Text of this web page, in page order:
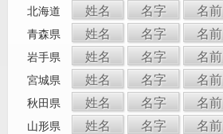
北海道 姓名 名字 名前
青森県 姓名 名字 名前
岩手県 姓名 名字 名前
宮城県 姓名 名字 名前
秋田県 姓名 名字 名前
山形県 姓名 名字 名前